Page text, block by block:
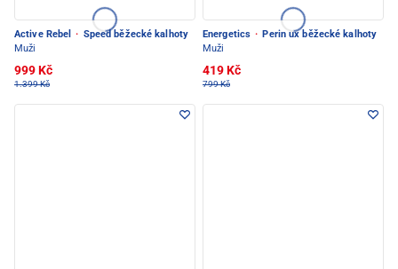
Active Rebel · Speed běžecké kalhoty
Muži
999 Kč
1.399 Kč
Energetics · Perin ux běžecké kalhoty
Muži
419 Kč
799 Kč